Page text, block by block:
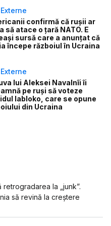
confirmă că rușii ar
să atace o țară NATO. E
sursă care a anunțat că
începe războiul în Ucraina
lui Aleksei Navalnîi îi
pe ruși să voteze
Iabloko, care se opune
din Ucraina
retrogradarea la „junk”.
să revină la creștere